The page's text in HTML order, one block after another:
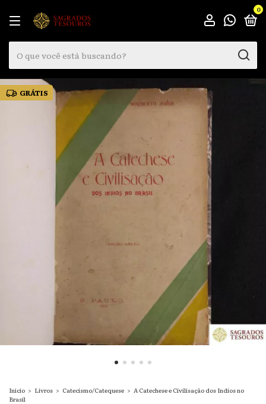
0
GRÁTIS
Início > Livros > Catecismo/Catequese > A Catechese e Civilisação dos Indios no
Brasil